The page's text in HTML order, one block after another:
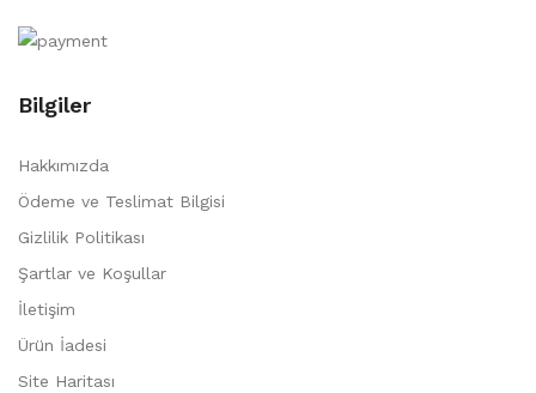
Bilgiler
Hakkımızda
Ödeme ve Teslimat Bilgisi
Gizlilik Politikası
Şartlar ve Koşullar
İletişim
Ürün İadesi
Site Haritası